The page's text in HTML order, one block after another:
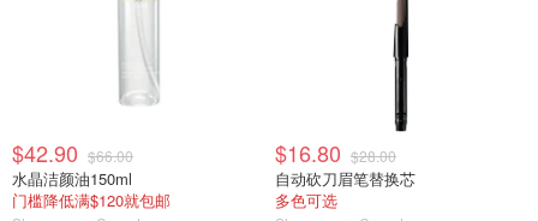
$42.90 $66.00
水晶洁颜油150ml
门槛降低满$120就包邮
$16.80 $28.00
自动砍刀眉笔替换芯
多色可选